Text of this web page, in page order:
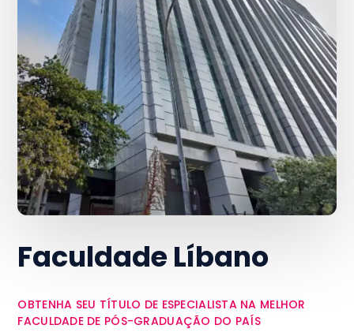
Faculdade Líbano
OBTENHA SEU TÍTULO DE ESPECIALISTA NA MELHOR
FACULDADE DE PÓS-GRADUAÇÃO DO PAÍS